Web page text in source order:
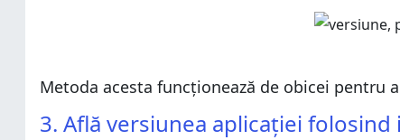
Metoda acesta funcționează de obicei
3. Află versiunea aplicației